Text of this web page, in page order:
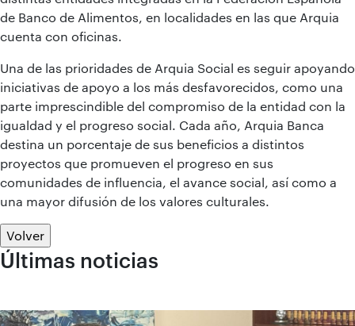
de Banco de Alimentos, en localidades en las que Arquia
cuenta con oficinas.
Una de las prioridades de Arquia Social es seguir apoyando
iniciativas de apoyo a los más desfavorecidos, como una
parte imprescindible del compromiso de la entidad con la
igualdad y el progreso social. Cada año, Arquia Banca
destina un porcentaje de sus beneficios a distintos
proyectos que promueven el progreso en sus
comunidades de influencia, el avance social, así como a
una mayor difusión de los valores culturales.
Volver
Últimas noticias